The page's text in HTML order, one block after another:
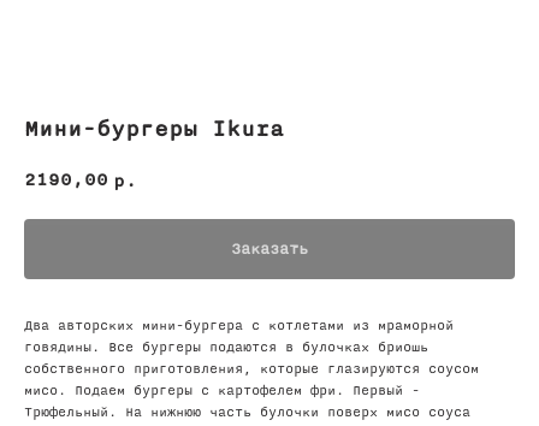
Мини-бургеры Ikura
2190,00 р.
Заказать
Два авторских мини-бургера с котлетами из мраморной
говядины. Все бургеры подаются в булочках бриошь
собственного приготовления, которые глазируются соусом
мисо. Подаем бургеры с картофелем фри. Первый -
Трюфельный. На нижнюю часть булочки поверх мисо соуса